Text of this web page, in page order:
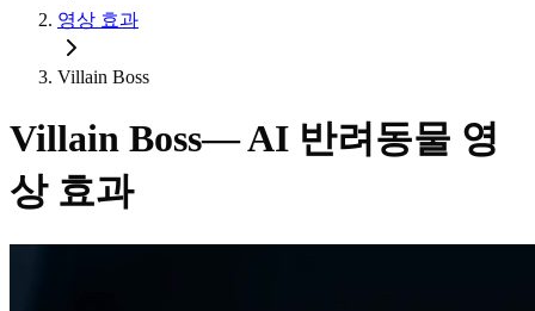
영상 효과
Villain Boss
Villain Boss— AI 반려동물 영
상 효과